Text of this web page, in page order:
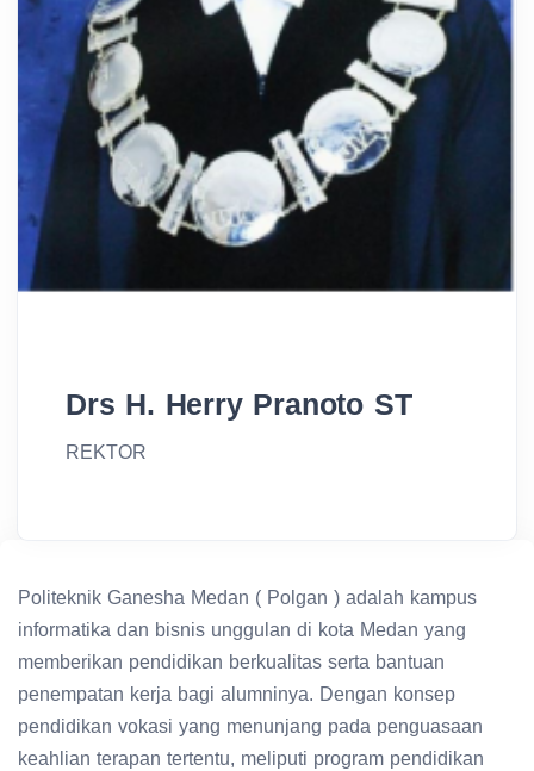
Drs H. Herry Pranoto ST
REKTOR
Politeknik Ganesha Medan ( Polgan ) adalah kampus
informatika dan bisnis unggulan di kota Medan yang
memberikan pendidikan berkualitas serta bantuan
penempatan kerja bagi alumninya. Dengan konsep
pendidikan vokasi yang menunjang pada penguasaan
keahlian terapan tertentu, meliputi program pendidikan